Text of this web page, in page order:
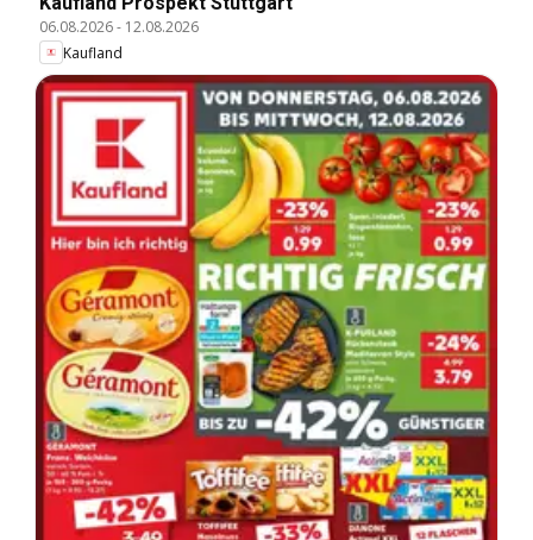
06.08.2026- 12.08.2026
Kaufland